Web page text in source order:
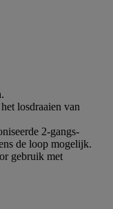
losdraaien van
2-gangs-
de loop mogelijk.
gebruik met